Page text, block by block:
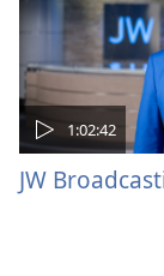
1:02:42
JW